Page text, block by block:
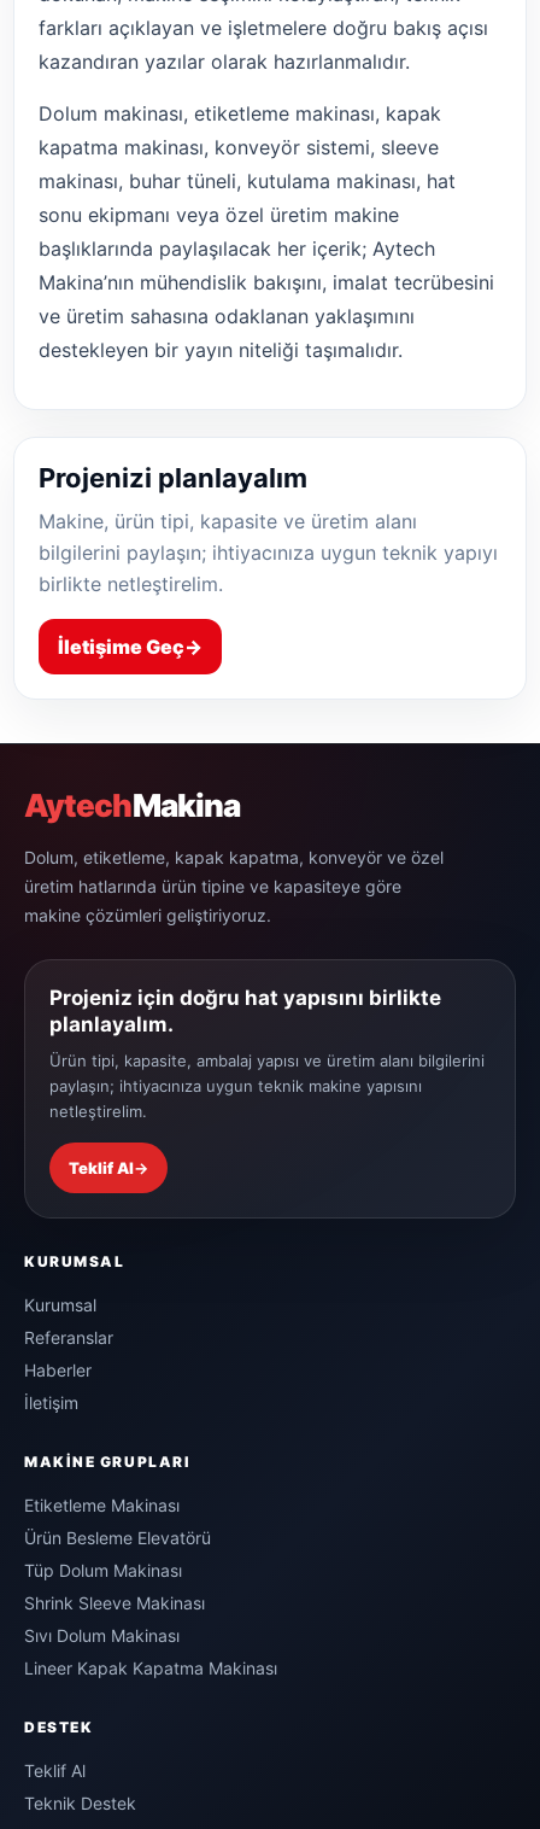
farkları açıklayan ve işletmelere doğru bakış açısı
kazandıran yazılar olarak hazırlanmalıdır.
Dolum makinası, etiketleme makinası, kapak
kapatma makinası, konveyör sistemi, sleeve
makinası, buhar tüneli, kutulama makinası, hat
sonu ekipmanı veya özel üretim makine
başlıklarında paylaşılacak her içerik; Aytech
Makina’nın mühendislik bakışını, imalat tecrübesini
ve üretim sahasına odaklanan yaklaşımını
destekleyen bir yayın niteliği taşımalıdır.
Projenizi planlayalım
Makine, ürün tipi, kapasite ve üretim alanı
bilgilerini paylaşın; ihtiyacınıza uygun teknik yapıyı
birlikte netleştirelim.
İletişime Geç→
AytechMakina
Dolum, etiketleme, kapak kapatma, konveyör ve özel
üretim hatlarında ürün tipine ve kapasiteye göre
makine çözümleri geliştiriyoruz.
Projeniz için doğru hat yapısını birlikte
planlayalım.
Ürün tipi, kapasite, ambalaj yapısı ve üretim alanı bilgilerini
paylaşın; ihtiyacınıza uygun teknik makine yapısını
netleştirelim.
Teklif Al→
KURUMSAL
Kurumsal
Referanslar
Haberler
İletişim
MAKINE GRUPLARI
Etiketleme Makinası
Ürün Besleme Elevatörü
Tüp Dolum Makinası
Shrink Sleeve Makinası
Sıvı Dolum Makinası
Lineer Kapak Kapatma Makinası
DESTEK
Teklif Al
Teknik Destek